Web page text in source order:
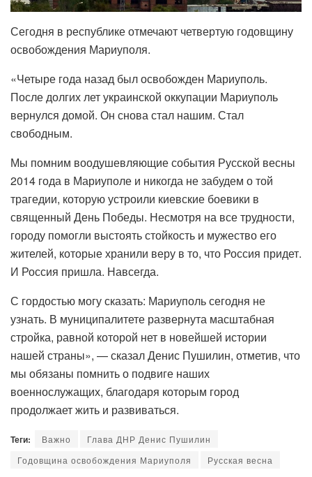
Сегодня в республике отмечают четвертую годовщину
освобождения Мариуполя.
«Четыре года назад был освобожден Мариуполь.
После долгих лет украинской оккупации Мариуполь
вернулся домой. Он снова стал нашим. Стал
свободным.
Мы помним воодушевляющие события Русской весны
2014 года в Мариуполе и никогда не забудем о той
трагедии, которую устроили киевские боевики в
священный День Победы. Несмотря на все трудности,
городу помогли выстоять стойкость и мужество его
жителей, которые хранили веру в то, что Россия придет.
И Россия пришла. Навсегда.
С гордостью могу сказать: Мариуполь сегодня не
узнать. В муниципалитете развернута масштабная
стройка, равной которой нет в новейшей истории
нашей страны», — сказал Денис Пушилин, отметив, что
мы обязаны помнить о подвиге наших
военнослужащих, благодаря которым город
продолжает жить и развиваться.
Теги: Важно
Глава ДНР Денис Пушилин
Годовщина освобождения Мариуполя
Русская весна